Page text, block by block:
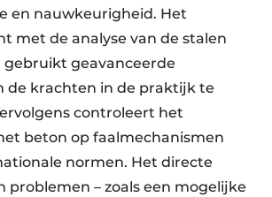
en nauwkeurigheid. Het
met de analyse van de stalen
geavanceerde
de krachten in de praktijk te
controleert het
beton op faalmechanismen
normen. Het directe
problemen – zoals een mogelijke